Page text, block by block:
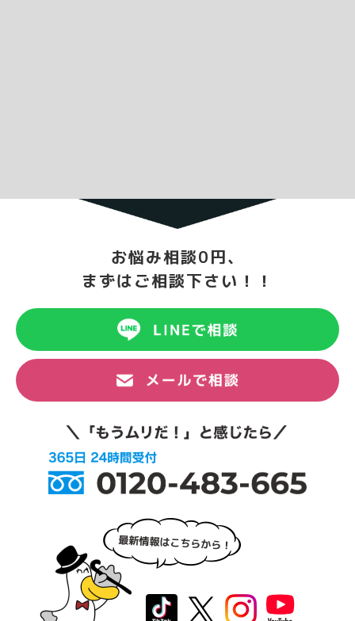
お悩み相談0円、
まずはご相談下さい！！